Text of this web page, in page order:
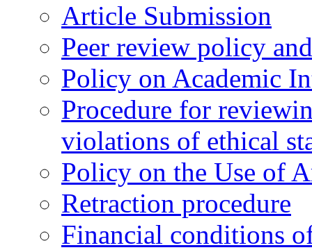
Article Submission
Peer review policy
Policy on Academic
Procedure for
violations of ethical
Policy on the Use of
Retraction procedure
Financial conditions